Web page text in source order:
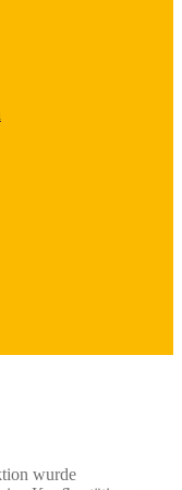
wurde